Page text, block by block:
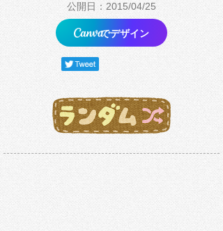
公開日：2015/04/25
でデザイン